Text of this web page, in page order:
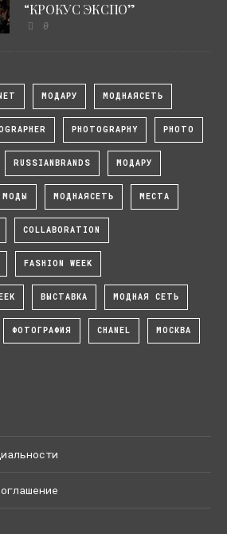
“КРОКУС ЭКСПО”
0
МОДАРУ МОДНАЯСЕТЬ
PHOTOGRAPHY PHOTO
RUSSIANBRANDS МОДАРУ
МОДЫ МОДНАЯСЕТЬ МЕСТА
COLLABORATION
FASHION WEEK
ВЫСТАВКА МОДНАЯ СЕТЬ
ФОТОГРАФИЯ CHANEL МОСКВА